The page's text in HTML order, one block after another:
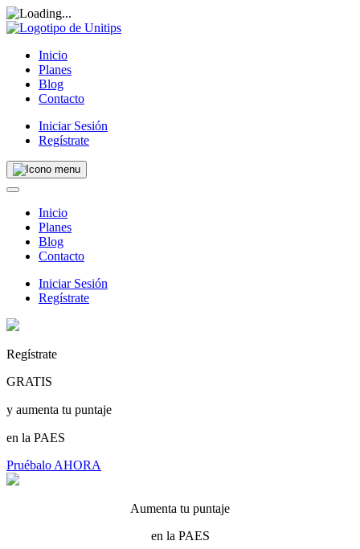
Inicio
Planes
Blog
Contacto
Iniciar Sesión
Regístrate
Inicio
Planes
Blog
Contacto
Iniciar Sesión
Regístrate
Regístrate
GRATIS
y aumenta tu puntaje
en la PAES
Pruébalo AHORA
Aumenta tu puntaje
en la PAES